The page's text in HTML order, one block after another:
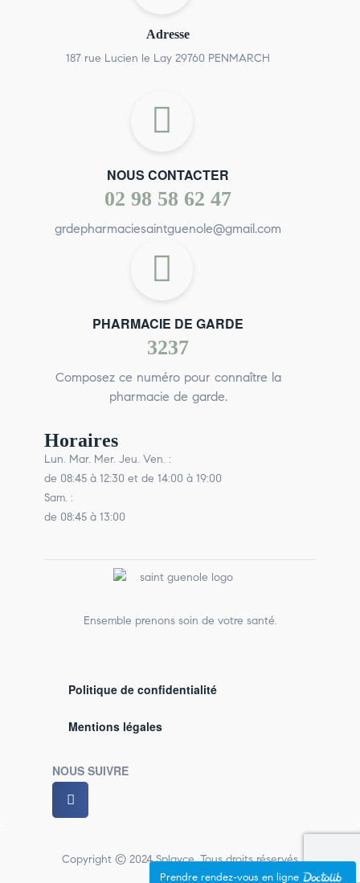
Adresse
187 rue Lucien le Lay 29760 PENMARCH
NOUS CONTACTER
02 98 58 62 47
grdepharmaciesaintguenole@gmail.com
PHARMACIE DE GARDE
3237
Composez ce numéro pour connaître la
pharmacie de garde.
Horaires
Lun. Mar. Mer. Jeu. Ven. :
de 08:45 à 12:30 et de 14:00 à 19:00
Sam. :
de 08:45 à 13:00
Ensemble prenons soin de votre santé.
Politique de confidentialité
Mentions légales
NOUS SUIVRE
Copyright © 2024 Splayce. Tous droits réservés
Prendre rendez-vous en ligne